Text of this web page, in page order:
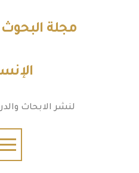
مجلة
لنشر الابحاث